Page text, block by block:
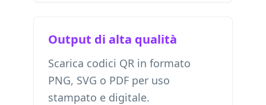
Output di alta qualità
Scarica codici QR in formato
PNG, SVG o PDF per uso
stampato e digitale.